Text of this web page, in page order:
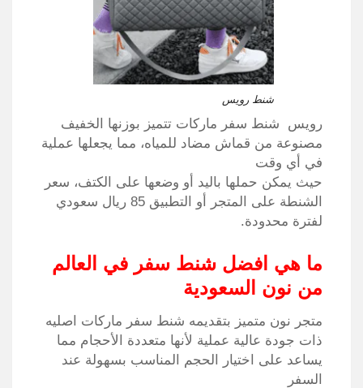
شنط رويس
رويس شنط سفر ماركات تتميز بوزنها الخفيف
مصنوعة من قماش مضاد للمياه، مما يجعلها عملية
في أي وقت
حيث يمكن حملها باليد أو وضعها على الكتف، سعر
الشنطة على المتجر أو التطبيق 85 ريال سعودي
لفترة محدودة.
ما هي افضل شنط سفر في العالم
من نون السعودية
متجر نون متميز بتقديمه شنط سفر ماركات اصليه
ذات جودة عالية عملية لأنها متعددة الأحجام مما
يساعد على اختيار الحجم المناسب بسهولة عند
السفر